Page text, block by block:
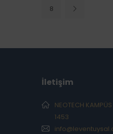
8
İletişim
NEOTECH
1453